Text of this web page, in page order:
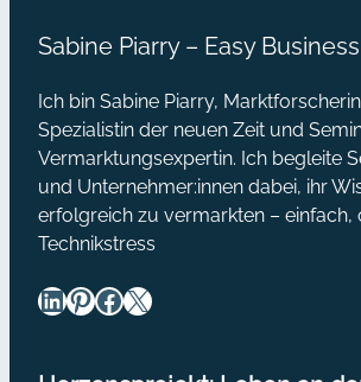
Sabine Piarry – Easy Business
Ich bin Sabine Piarry,
Spezialistin der neuen Zeit und
Vermarktungsexpertin. Ich begleite
und Unternehmer:innen dabei, ihr
erfolgreich zu vermarkten – einfach,
Technikstress
LinkedIn Pinterest Facebook X